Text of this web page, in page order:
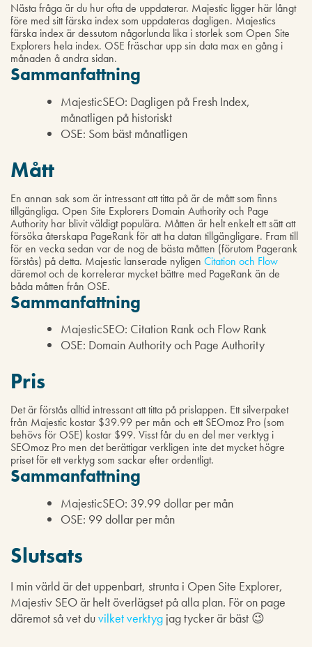
Nästa fråga är du hur ofta de uppdaterar. Majestic ligger här långt
före med sitt färska index som uppdateras dagligen. Majestics
färska index är dessutom någorlunda lika i storlek som Open Site
Explorers hela index. OSE fräschar upp sin data max en gång i
månaden å andra sidan.
Sammanfattning
MajesticSEO: Dagligen på Fresh Index,
månatligen på historiskt
OSE: Som bäst månatligen
Mått
En annan sak som är intressant att titta på är de mått som finns
tillgängliga. Open Site Explorers Domain Authority och Page
Authority har blivit väldigt populära. Måtten är helt enkelt ett sätt att
försöka återskapa PageRank för att ha datan tillgängligare. Fram till
för en vecka sedan var de nog de bästa måtten (förutom Pagerank
förstås) på detta. Majestic lanserade nyligen Citation och Flow
däremot och de korrelerar mycket bättre med PageRank än de
båda måtten från OSE.
Sammanfattning
MajesticSEO: Citation Rank och Flow Rank
OSE: Domain Authority och Page Authority
Pris
Det är förstås alltid intressant att titta på prislappen. Ett silverpaket
från Majestic kostar $39.99 per mån och ett SEOmoz Pro (som
behövs för OSE) kostar $99. Visst får du en del mer verktyg i
SEOmoz Pro men det berättigar verkligen inte det mycket högre
priset för ett verktyg som sackar efter ordentligt.
Sammanfattning
MajesticSEO: 39.99 dollar per mån
OSE: 99 dollar per mån
Slutsats
I min värld är det uppenbart, strunta i Open Site Explorer,
Majestiv SEO är helt överlägset på alla plan. För on page
däremot så vet duvilket verktyg jag tycker är bäst 😉